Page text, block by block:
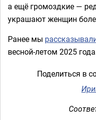
а ещё громоздкие —
украшают женщин
Ранее мы
весной-летом 2025
Поделиться в